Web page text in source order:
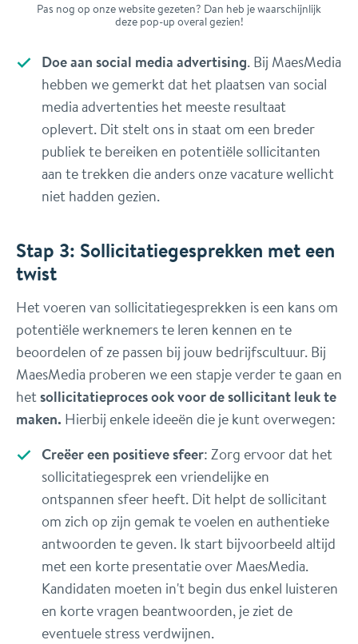
Pas nog op onze website gezeten? Dan heb je waarschijnlijk
deze pop-up overal gezien!
Doe aan social media advertising. Bij MaesMedia
hebben we gemerkt dat het plaatsen van social
media advertenties het meeste resultaat
oplevert. Dit stelt ons in staat om een breder
publiek te bereiken en potentiële sollicitanten
aan te trekken die anders onze vacature wellicht
niet hadden gezien.
Stap 3: Sollicitatiegesprekken met een
twist
Het voeren van sollicitatiegesprekken is een kans om
potentiële werknemers te leren kennen en te
beoordelen of ze passen bij jouw bedrijfscultuur. Bij
MaesMedia proberen we een stapje verder te gaan en
hetsollicitatieproces ook voor de sollicitant leuk te
maken. Hierbij enkele ideeën die je kunt overwegen:
Creëer een positieve sfeer: Zorg ervoor dat het
sollicitatiegesprek een vriendelijke en
ontspannen sfeer heeft. Dit helpt de sollicitant
om zich op zijn gemak te voelen en authentieke
antwoorden te geven. Ik start bijvoorbeeld altijd
met een korte presentatie over MaesMedia.
Kandidaten moeten in't begin dus enkel luisteren
en korte vragen beantwoorden, je ziet de
eventuele stress verdwijnen.